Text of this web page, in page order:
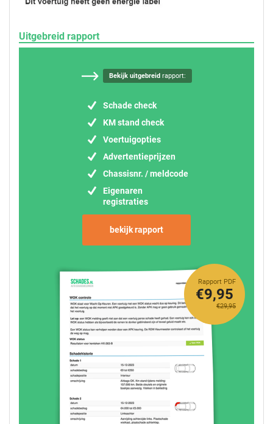
Uitgebreid rapport
Bekijk uitgebreidrapport:
Schade check
KM stand check
Voertuigopties
Advertentieprijzen
Chassisnr. / meldcode
Eigenaren
registraties
bekijk rapport
Rapport PDF
€29,95
€9,95